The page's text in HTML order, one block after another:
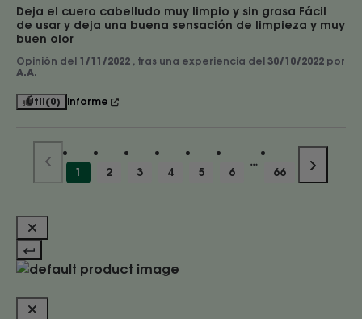
Deja el cuero cabelludo muy limpio y sin grasa Fácil
de usar y deja una buena sensación de limpieza y muy
buen olor
Opinión del 1/11/2022 , tras una experiencia del 30/10/2022 por
A.A.
Útil(0) Informe
1 2 3 4 5 6 66